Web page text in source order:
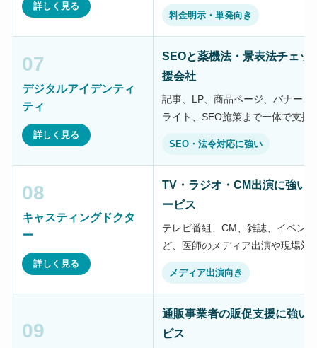
詳しく見る
料金明示・単発向き
07
デジタルアイデンティ
ティ
詳しく見る
SEOと薬機法・景表法チェッ
援会社
記事、LP、商品ページ、バナー
ライト、SEO施策まで一体で支援
SEO・法令対応に強い
08
キャスティングドクタ
ー
詳しく見る
TV・ラジオ・CM出演に強い
ービス
テレビ番組、CM、雑誌、イベン
ど、医師のメディア出演や現場対
メディア出演向き
09
通販事業者の販促支援に強い
ビス